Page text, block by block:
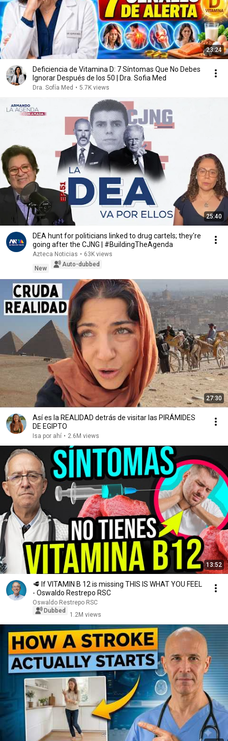
23:24
Deficiencia de Vitamina D: 7 Síntomas Que No Debes
Ignorar Después de los 50 | Dra. Sofia Med
Dra. Sofía Med • 5.7K views
25:40
DEA hunt for politicians linked to drug cartels; they're
going after the CJNG | #BuildingTheAgenda
Azteca Noticias • 63K views
New
Auto-dubbed
27:30
Así es la REALIDAD detrás de visitar las PIRÁMIDES
DE EGIPTO
Isa por ahí • 2.6M views
13:52
🥩 If VITAMIN B 12 is missing THIS IS WHAT YOU FEEL
- Oswaldo Restrepo RSC
Oswaldo Restrepo RSC
Dubbed
1.2M views